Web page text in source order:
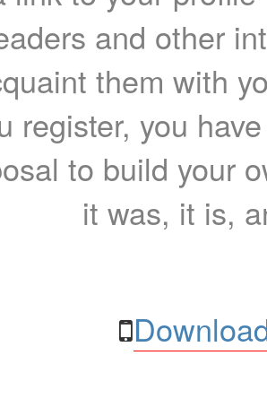
and other
them with
register, you
to build your
it was, it is,